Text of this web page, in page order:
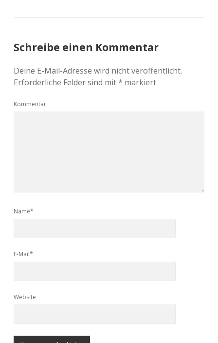
Schreibe einen Kommentar
Deine E-Mail-Adresse wird nicht veröffentlicht.
Erforderliche Felder sind mit* markiert
Kommentar
Name*
E-Mail*
Website